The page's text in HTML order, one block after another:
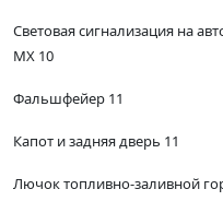
Световая сигнализация на
MX 10
Фальшфейер 11
Капот и задняя дверь 11
Лючок топливно-заливной